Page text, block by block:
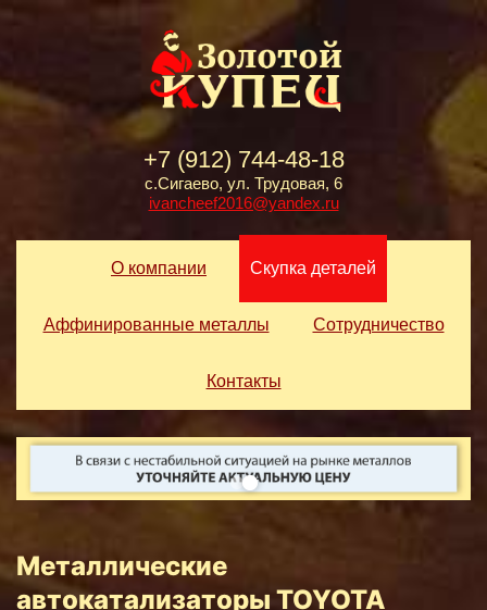
+7 (912) 744-48-18
с.Сигаево, ул. Трудовая, 6
ivancheef2016@yandex.ru
О компании Скупка деталей
Аффинированные металлы Сотрудничество
Контакты
Металлические
автокатализаторы TOYOTA